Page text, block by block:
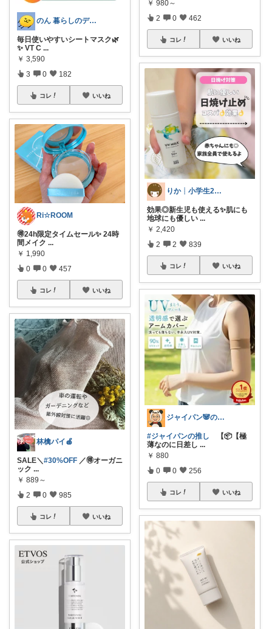
のん 暮らしのデザインルーム
毎日使いやすいシートマスク🌿
✨ VT C ...
￥ 3,590
3 0 182
コレ いいね
Ri☆ROOM
🉐24h限定タイムセール✨ 24時
間メイク ...
￥ 1,990
0 0 457
コレ いいね
林檎パイ🍎
SALE＼#30%OFF ／🉐オーガニ
ック ...
￥ 889～
2 0 985
コレ いいね
￥ 980～
2 0 462
コレ いいね
りか┊小学生2人4人家族2LDK暮らし
効果◎新生児も使える✨肌にも
地球にも優しい ...
￥ 2,420
2 2 839
コレ いいね
ジャイパン🐼の当直明け回復ROOM
#ジャイパンの推し 【📦【極
薄なのに日差し ...
￥ 880
0 0 256
コレ いいね